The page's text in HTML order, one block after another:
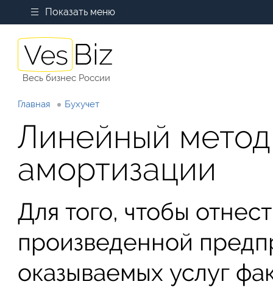
Показать меню
Весь бизнес России
Главная Бухучет
Линейный
амортизации
Для того, чтобы
произведенной
оказываемых услуг